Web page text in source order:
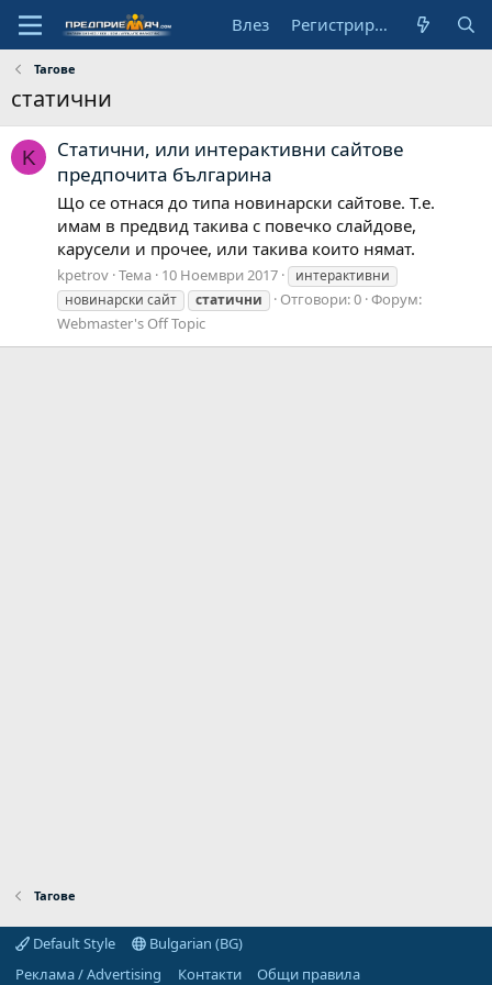
Влез Регистрирай се
Тагове
статични
K
Статични, или интерактивни сайтове
предпочита българина
Що се отнася до типа новинарски сайтове. Т.е.
имам в предвид такива с повечко слайдове,
карусели и прочее, или такива които нямат.
kpetrov Тема 10 Ноември 2017
интерактивни
новинарски сайт
статични Отговори: 0 Форум:
Webmaster's Off Topic
Тагове
Default Style
Bulgarian (BG)
Реклама / Advertising
Контакти
Общи правила